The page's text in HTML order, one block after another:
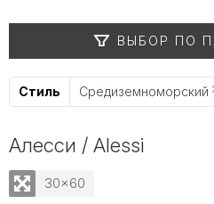
ВЫБОР ПО
Стиль Средиземноморский
Алесси / Alessi
30x60